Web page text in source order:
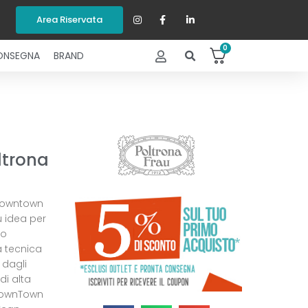
Area Riservata
BRAND
0
idea per
tecnica
alta